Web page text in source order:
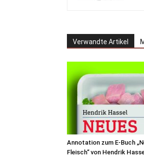
Verwandte Artikel
Annotation zum E-Buch
Fleisch“ von Hendrik